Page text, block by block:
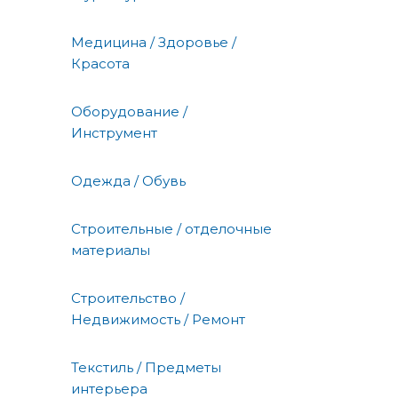
Медицина / Здоровье /
Красота
Оборудование /
Инструмент
Одежда / Обувь
Строительные / отделочные
материалы
Строительство /
Недвижимость / Ремонт
Текстиль / Предметы
интерьера